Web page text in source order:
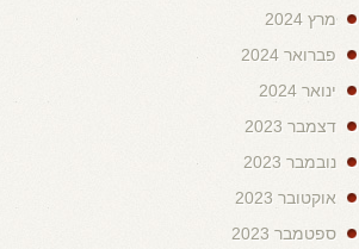
מרץ 2024
פברואר 2024
ינואר 2024
דצמבר 2023
נובמבר 2023
אוקטובר 2023
ספטמבר 2023